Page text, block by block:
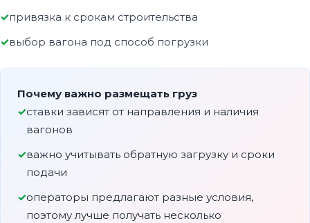
привязка к срокам строительства
выбор вагона под способ погрузки
Почему важно размещать груз
ставки зависят от направления и наличия
вагонов
важно учитывать обратную загрузку и сроки
подачи
операторы предлагают разные условия,
поэтому лучше получать несколько